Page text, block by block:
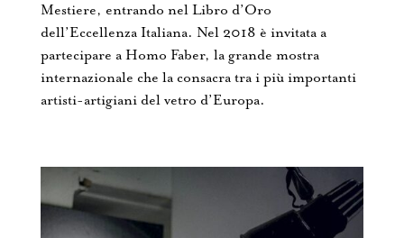
Mestiere, entrando nel Libro d’Oro
dell’Eccellenza Italiana. Nel 2018 è invitata a
partecipare a Homo Faber, la grande mostra
internazionale che la consacra tra i più importanti
artisti-artigiani del vetro d’Europa.